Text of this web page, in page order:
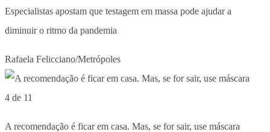
Especialistas apostam que testagem em massa pode ajudar a
diminuir o ritmo da pandemia
Rafaela Felicciano/Metrópoles
4 de 11
A recomendação é ficar em casa. Mas, se for sair, use máscara